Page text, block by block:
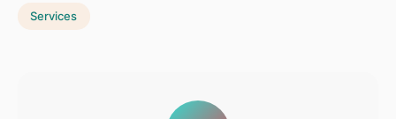
Services